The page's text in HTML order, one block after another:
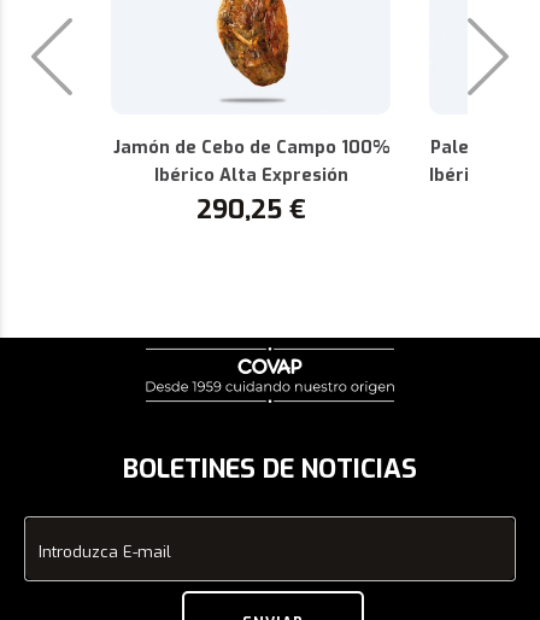
Jamón de Cebo de Campo 100%
Ibérico Alta Expresión
290,25 €
Paleta de
Ibérica Alta
BOLETINES DE NOTICIAS
Introduzca E-mail